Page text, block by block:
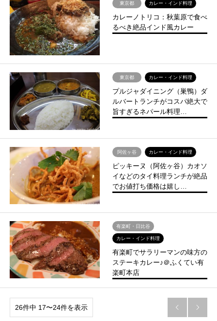
東京都 カレー・インド料理
カレーノトリコ：秋葉原で食べ
るべき絶品インド風カレー
東京都 カレー・インド料理
プルジャダイニング（巣鴨）ダ
ルバートランチがコスパ絶大で
旨すぎるネパール料理…
阿佐ヶ谷 カレー・インド料理
ピッキーヌ（阿佐ヶ谷）カオソ
イなどのタイ料理ランチが絶品
でお値打ち価格は嬉し…
有楽町・日比谷
カレー・インド料理
有楽町でサラリーマンの味方の
ステーキカレー♪＠ふくてい有
楽町本店
26件中 17〜24件を表示  